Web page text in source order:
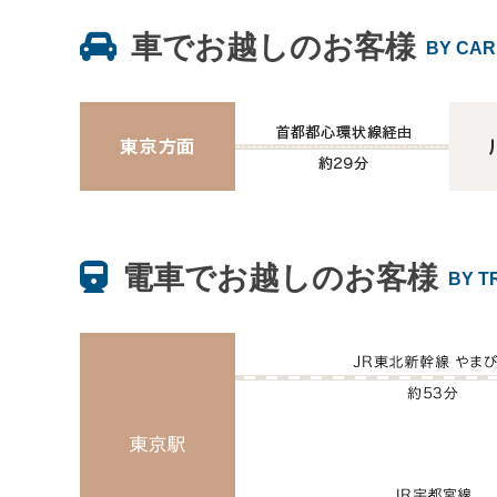
車でお越しのお客様 BY CAR
電車でお越しのお客様 BY